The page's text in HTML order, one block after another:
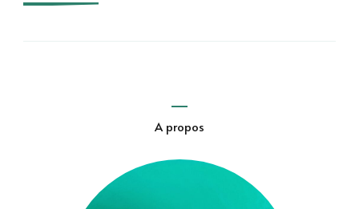
A propos